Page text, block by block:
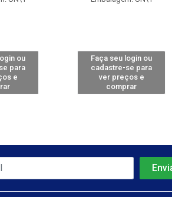
ou
para
e
Faça seu login ou
cadastre-se para
ver preços e
comprar